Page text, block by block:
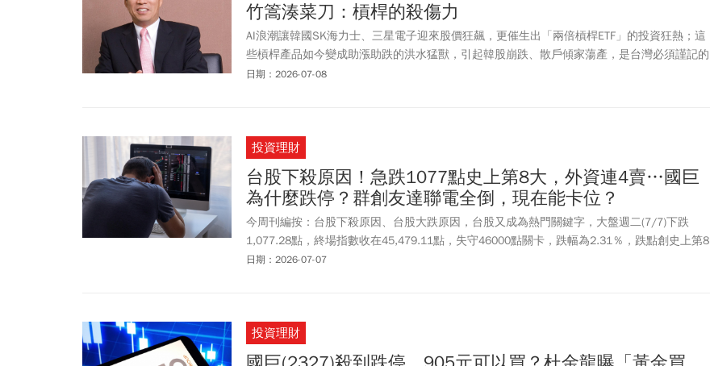
竹篙湊菜刀：槓桿的殺傷力
AI浪潮讓韓國SK海力士、三星電子迎來股價狂飆，更催生出「兩倍槓桿ETF」的投資狂熱；這
些槓桿產品如今變成助漲助跌的洪水猛獸，引起韓股崩跌、散戶傾家蕩產，是台灣必須謹記的
警世課。
日期：2026-07-08
投資理財
台股下殺原因！急跌1077點史上第8大，外資連4賣…國巨
為什麼跌停？群創友達聯電全倒，現在能卡位？
今周刊編按：台股下殺原因、台股大跌原因，台股又成為熱門關鍵字，大盤週二(7/7)下跌
1,077.28點，終場指數收在45,479.11點，失守46000點關卡，跌幅為2.31％，跌點創史上第8
大。台股為何下殺？電子主流族群遭遇沉重賣壓，被動元件與功率半導體成重災區：國巨*
台達電(2308)、聯電(2303)跌幅也超過半根停板，電子權值股全面承壓，成為拖累大盤的主要
力量。盤面上僅金融和生技族群抗跌，國泰金(2882)等金融股，因資金轉向防禦型標的，跌勢
日期：2026-07-07
投資理財